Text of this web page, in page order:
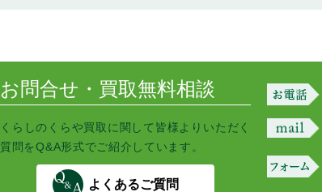
お問合せ・買取無料相談
くらしのくらや買取に関して皆様よりいただく
質問をQ&A形式でご紹介しています。
よくあるご質問